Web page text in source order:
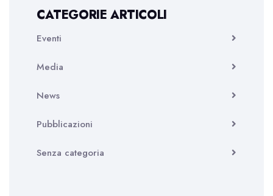
CATEGORIE ARTICOLI
Eventi
Media
News
Pubblicazioni
Senza categoria